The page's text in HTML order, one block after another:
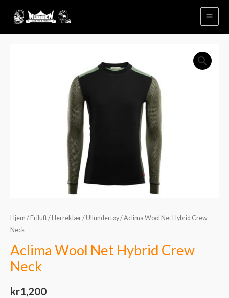
Hjem / Friluft/ Herreklær/ Ullundertøy/ Aclima Wool Net Hybrid Crew
Neck
Aclima Wool Net Hybrid Crew
Neck
kr1,200